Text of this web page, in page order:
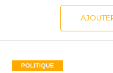
POLITIQUE